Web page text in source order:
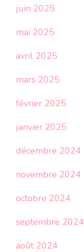
juin 2025
mai 2025
avril 2025
mars 2025
février 2025
janvier 2025
décembre 2024
novembre 2024
octobre 2024
septembre 2024
août 2024